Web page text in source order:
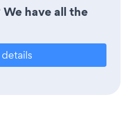
have all the